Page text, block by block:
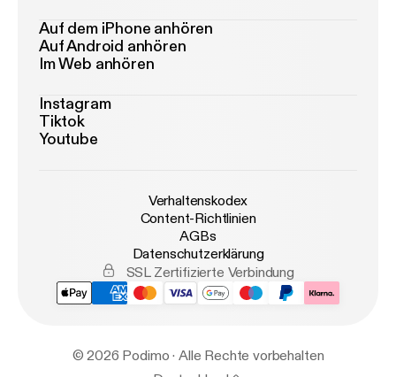
Auf dem iPhone anhören
Auf Android anhören
Im Web anhören
Instagram
Tiktok
Youtube
Verhaltenskodex
Content-Richtlinien
AGBs
Datenschutzerklärung
SSL Zertifizierte Verbindung
© 2026 Podimo · Alle Rechte vorbehalten